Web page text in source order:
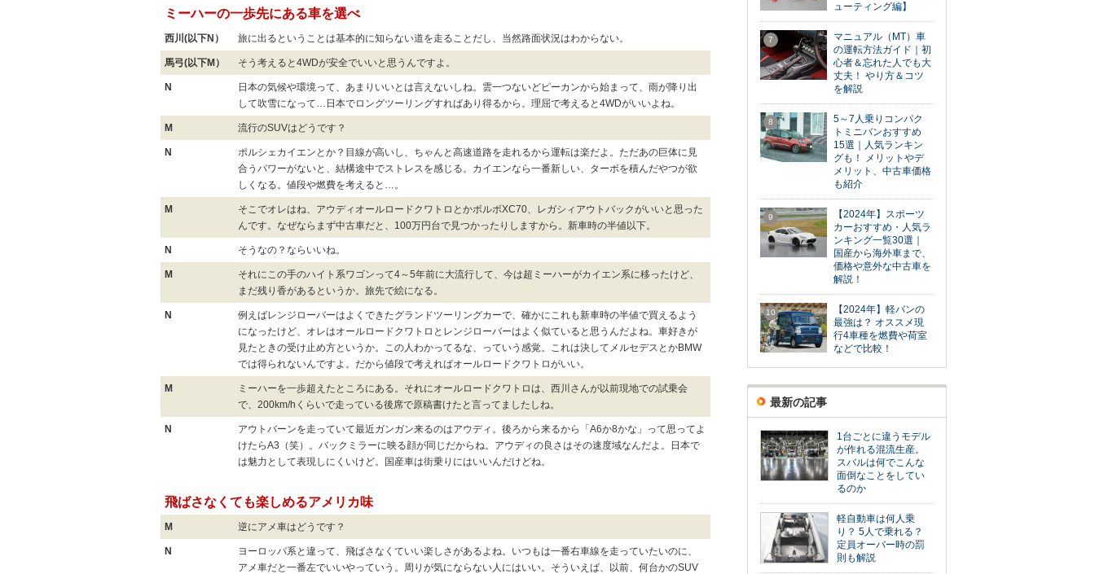
ミーハーの一歩先にある車を選べ
西川 (以下N） 旅に出るということは基本的に知らない道を走ることだし、当然路面状況はわからない。
馬弓(以下M） そう考えると4WDが安全でいいと思うんですよ。
N
日本の気候や環境って、あまりいいとは言えないしね。雲一つないどピーカンから始まって、雨が降り出
して吹雪になって…日本でロングツーリングすればあり得るから。理屈で考えると4WDがいいよね。
M 流行のSUVはどうです？
N
ポルシェカイエンとか？目線が高いし、ちゃんと高速道路を走れるから運転は楽だよ。ただあの巨体に見
合うパワーがないと、結構途中でストレスを感じる。カイエンなら一番新しい、ターボを積んだやつが欲
しくなる。値段や燃費を考えると…。
M
そこでオレはね、アウディオールロードクワトロとかボルボXC70、レガシィアウトバックがいいと思った
んです。なぜならまず中古車だと、100万円台で見つかったりしますから。新車時の半値以下。
N そうなの？ならいいね。
M
それにこの手のハイト系ワゴンって4～5年前に大流行して、今は超ミーハーがカイエン系に移ったけど、
まだ残り香があるというか。旅先で絵になる。
N
例えばレンジローバーはよくできたグランドツーリングカーで、確かにこれも新車時の半値で買えるよう
になったけど、オレはオールロードクワトロとレンジローバーはよく似ていると思うんだよね。車好きが
見たときの受け止め方というか。この人わかってるな、っていう感覚。これは決してメルセデスとかBMW
では得られないんですよ。だから値段で考えればオールロードクワトロがいい。
M
ミーハーを一歩超えたところにある。それにオールロードクワトロは、西川さんが以前現地での試乗会
で、200km/hくらいで走っている後席で原稿書けたと言ってましたしね。
N
アウトバーンを走っていて最近ガンガン来るのはアウディ。後ろから来るから「A6か8かな」って思ってよ
けたらA3（笑）。バックミラーに映る顔が同じだからね。アウディの良さはその速度域なんだよ。日本で
は魅力として表現しにくいけど。国産車は街乗りにはいいんだけどね。
飛ばさなくても楽しめるアメリカ味
M 逆にアメ車はどうです？
N
ヨーロッパ系と違って、飛ばさなくていい楽しさがあるよね。いつもは一番右車線を走っていたいのに、
アメ車だと一番左でいいやっていう。周りが気にならない人にはいい。そういえば、以前、何台かのSUV
ューティング編】
7
マニュアル（MT）車
の運転方法ガイド｜初
心者＆忘れた人でも大
丈夫！ やり方＆コツ
を解説
8
5～7人乗りコンパク
トミニバンおすすめ
15選｜人気ランキン
グも！ メリットやデ
メリット、中古車価格
も紹介
9
【2024年】スポーツ
カーおすすめ・人気ラ
ンキング一覧30選｜
国産から海外車まで、
価格や意外な中古車を
解説！
10
【2024年】軽バンの
最強は？ オススメ現
行4車種を燃費や荷室
などで比較！
最新の記事
1台ごとに違うモデル
が作れる混流生産。
スバルは何でこんな
面倒なことをしてい
るのか
軽自動車は何人乗
り？ 5人で乗れる？
定員オーバー時の罰
則も解説